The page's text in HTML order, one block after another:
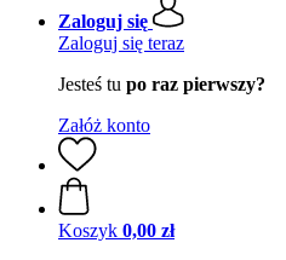
Zaloguj się
Zaloguj się teraz
Jesteś tu po raz pierwszy?
Załóż konto
Koszyk 0,00 zł